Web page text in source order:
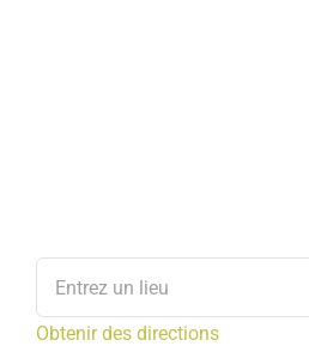
Obtenir des directions